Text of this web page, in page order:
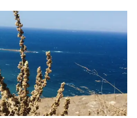
532 SPRING ‘25
EDEMEDIM
/ NEWS
twitterfacebook
instagram